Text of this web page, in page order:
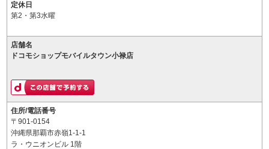
定休日
第2・第3水曜
店舗名
ドコモショップモバイルタウン小禄店
住所/電話番号
〒901-0154
沖縄県那覇市赤嶺1-1-1
ラ・ウニオンビル 1階